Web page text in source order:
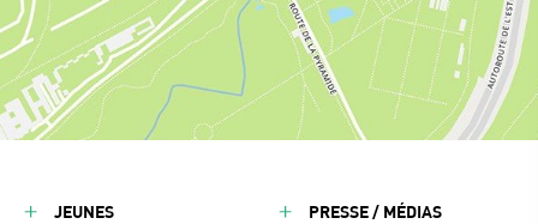
JEUNES
PRESSE / MÉDIAS